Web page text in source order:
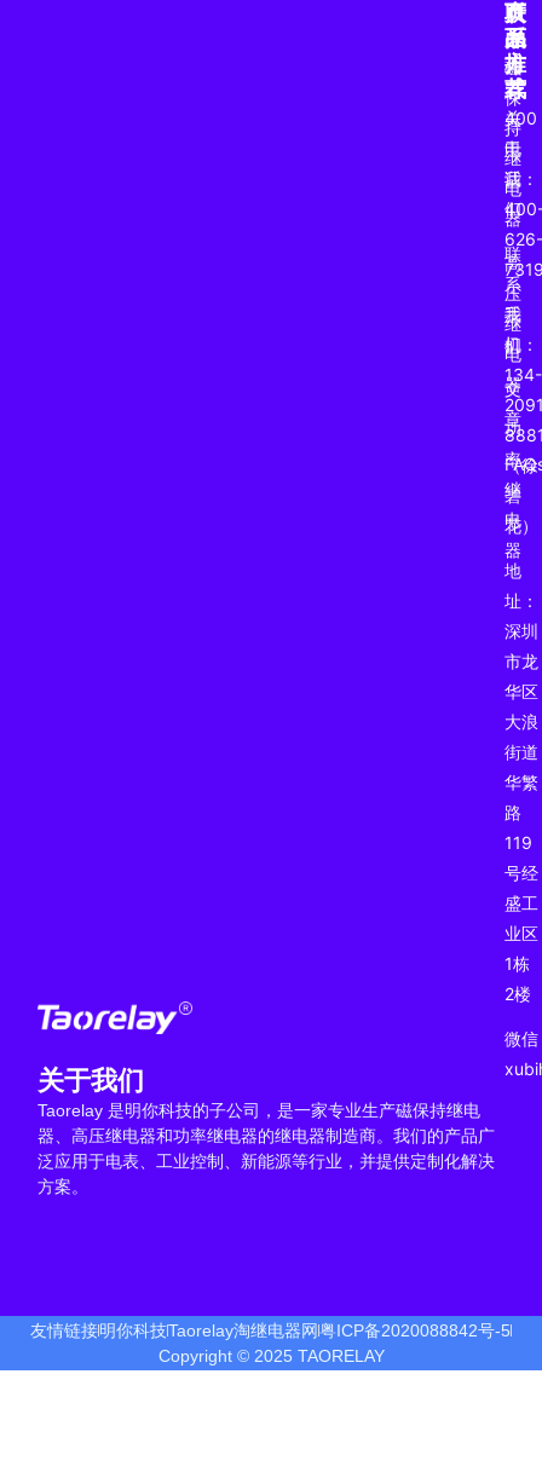
关于我们
Taorelay 是明你科技的子公司，是一家专业生产磁保持继电
器、高压继电器和功率继电器的继电器制造商。我们的产品广
泛应用于电表、工业控制、新能源等行业，并提供定制化解决
方案。
产
品
磁
保
持
继
电
器
高
压
继
电
器
功
率
继
电
器
页
面
推
荐
关
于
我
们
联
系
我
们
文
章
联
系
方
式
400
电
话：
626-
手
机：
134-
（徐
碧
花）
地
址：
深圳
市龙
华区
大浪
街道
华繁
路
119
号经
盛工
业区
1栋
2楼
微信
友情链接明你科技Taorelay淘继电器网粤ICP备2020088842号-5
Copyright © 2025 TAORELAY